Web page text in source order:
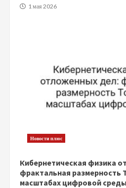
1 мая 2026
Новости плюс
Кибернетическая физика
фрактальная размерность
масштабах цифровой среды